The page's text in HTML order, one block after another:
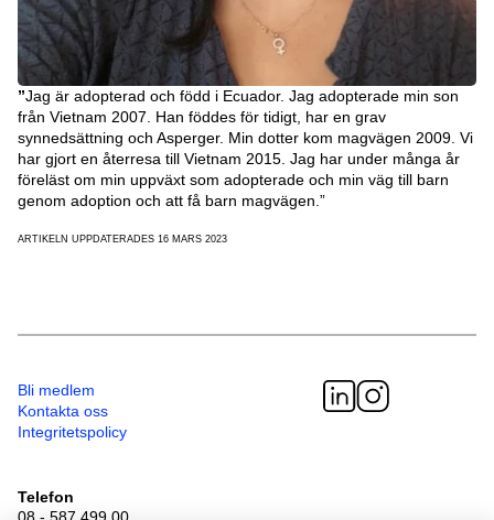
”Jag är adopterad och född i Ecuador. Jag adopterade min son
från Vietnam 2007. Han föddes för tidigt, har en grav
synnedsättning och Asperger. Min dotter kom magvägen 2009. Vi
har gjort en återresa till Vietnam 2015. Jag har under många år
föreläst om min uppväxt som adopterade och min väg till barn
genom adoption och att få barn magvägen.”
ARTIKELN UPPDATERADES 16 MARS 2023
Bli medlem
Kontakta oss
Integritetspolicy
Telefon